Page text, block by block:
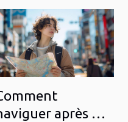
après un